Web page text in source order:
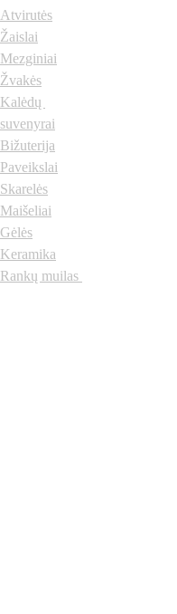
Atvirutės
Žaislai
Mezginiai
Žvakės
Kalėdų
suvenyrai
Bižuterija
Paveikslai
Skarelės
Maišeliai
Gėlės
Keramika
Rankų muilas